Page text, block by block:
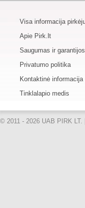
Visa informacija
Apie Pirk.lt
Saugumas ir garantijos
Privatumo politika
Kontaktinė informacija
Tinklalapio medis
© 2011 - 2026 UAB PIRK LT.